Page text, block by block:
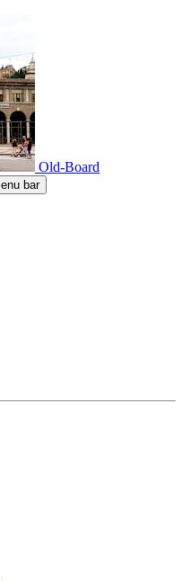
Old-Board
bar